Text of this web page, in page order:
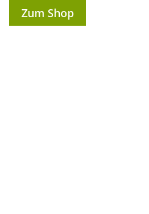
Zum Shop